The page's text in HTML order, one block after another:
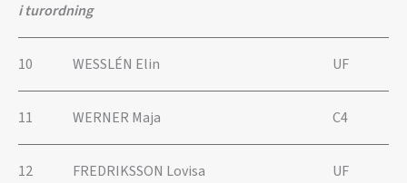
i turordning
10 WESSLÉN Elin UF
11 WERNER Maja C4
12 FREDRIKSSON Lovisa UF